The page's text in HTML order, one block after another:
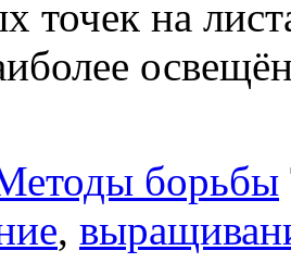
точек на
борьбы
,